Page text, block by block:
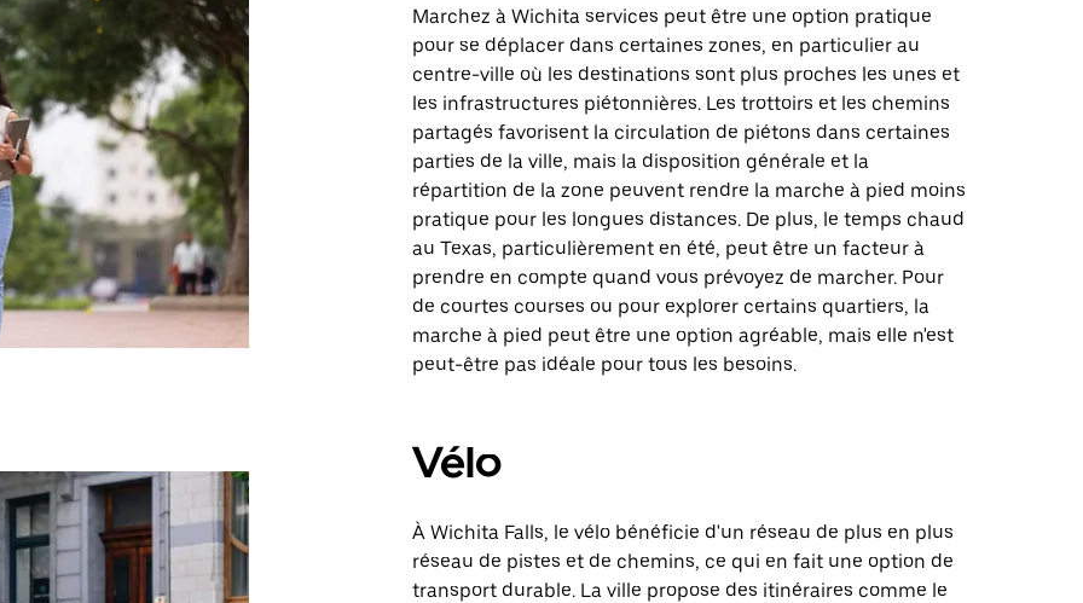
Marchez à Wichita services peut être une option pratique
pour se déplacer dans certaines zones, en particulier au
centre-ville où les destinations sont plus proches les unes et
les infrastructures piétonnières. Les trottoirs et les chemins
partagés favorisent la circulation de piétons dans certaines
parties de la ville, mais la disposition générale et la
répartition de la zone peuvent rendre la marche à pied moins
pratique pour les longues distances. De plus, le temps chaud
au Texas, particulièrement en été, peut être un facteur à
prendre en compte quand vous prévoyez de marcher. Pour
de courtes courses ou pour explorer certains quartiers, la
marche à pied peut être une option agréable, mais elle n'est
peut-être pas idéale pour tous les besoins.
Vélo
À Wichita Falls, le vélo bénéficie d'un réseau de plus en plus
réseau de pistes et de chemins, ce qui en fait une option de
transport durable. La ville propose des itinéraires comme le